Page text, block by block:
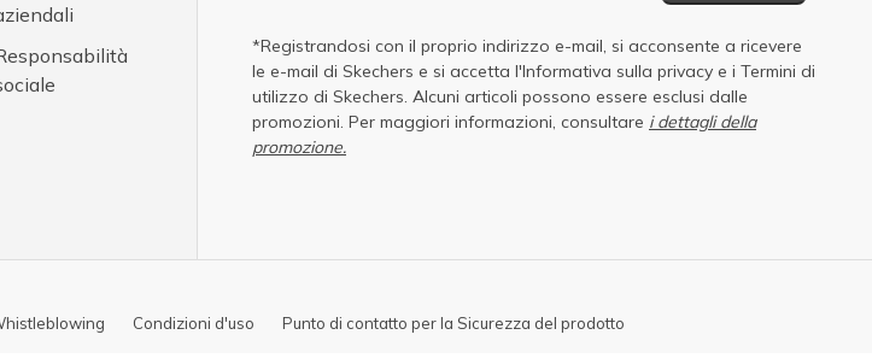
*Registrandosi con il proprio indirizzo e-mail, si acconsente a ricevere
le e-mail di Skechers e si accetta l'Informativa sulla privacy e i Termini di
utilizzo di Skechers. Alcuni articoli possono essere esclusi dalle
promozioni. Per maggiori informazioni, consultare i dettagli della
promozione.
Condizioni d'uso Punto di contatto per la Sicurezza del prodotto